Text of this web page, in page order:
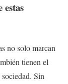
estas
no solo marcan
tienen el
Sin